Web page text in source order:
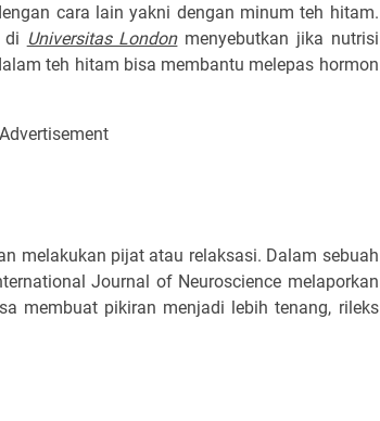
cara lain yakni dengan minum teh hitam.
di Universitas Londonmenyebutkan jika nutrisi
teh hitam bisa membantu melepas hormon
Advertisement
melakukan pijat atau relaksasi. Dalam sebuah
Journal of Neuroscience melaporkan
membuat pikiran menjadi lebih tenang, rileks